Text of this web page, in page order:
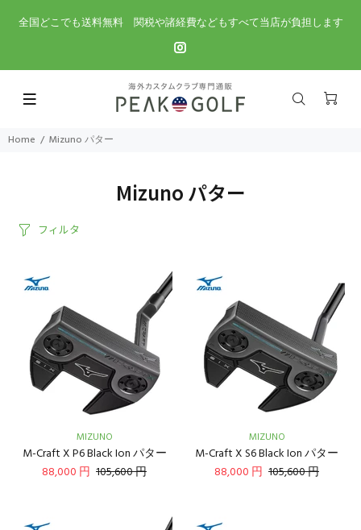
全国どこでも送料無料 関税や諸経費などもすべて当店が負担します
Home Mizuno パター
Mizuno パター
フィルタ
MIZUNO
M-Craft X P6 Black Ion パター
88,000 円 105,600 円
MIZUNO
M-Craft X S6 Black Ion パター
88,000 円 105,600 円